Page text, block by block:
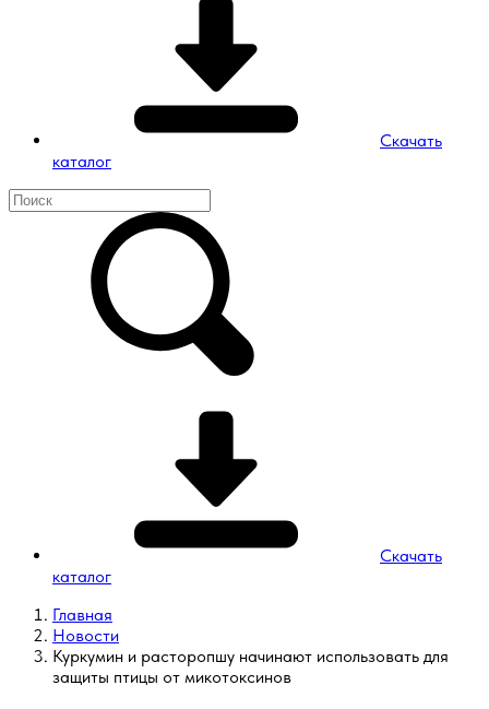
Скачать
каталог
Скачать
каталог
Главная
Новости
Куркумин и расторопшу начинают использовать для
защиты птицы от микотоксинов